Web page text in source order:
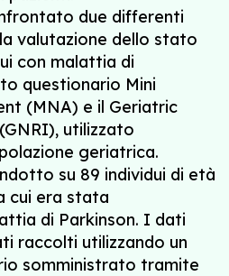
due differenti
valutazione dello stato
con malattia di
questionario Mini
(MNA) e il Geriatric
utilizzato
geriatrica.
su 89 individui di età
cui era stata
di Parkinson. I dati
raccolti utilizzando un
somministrato tramite